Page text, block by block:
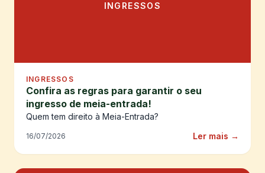
INGRESSOS
INGRESSOS
Confira as regras para garantir o seu
ingresso de meia-entrada!
Quem tem direito à Meia-Entrada?
16/07/2026 Ler mais →